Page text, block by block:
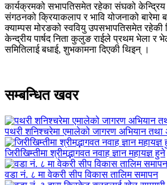
कार्यक्रमको सभापतिसमेत रहेका संघको
संगठनको क्रियाकलाप र भावि योजनाको बारेमा
क्याम्पस मोरङको स्ववियु उपसभापतिसमेत रहेकी
केन्द्रीय पार्षद निता कुलुङ राईले प्रथम भेला र
समितिलाई बधाई, शुभकामना दिएकी थिइन् ।
सम्बन्धित खवर
पथरी शनिश्चरेमा एमालेको जागरण अभियान तथा
जिरीखिम्तीमा श्रीमद्भागवत नवाह ज्ञान महायज्ञ हुने
वडा नं. ८ मा वेकरी सीप विकास तालिम समापन